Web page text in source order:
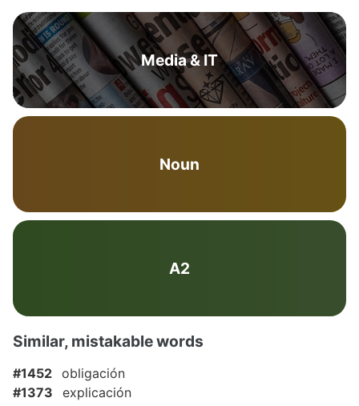
Media & IT
Noun
A2
Similar, mistakable words
#1452 obligación
#1373
explicación